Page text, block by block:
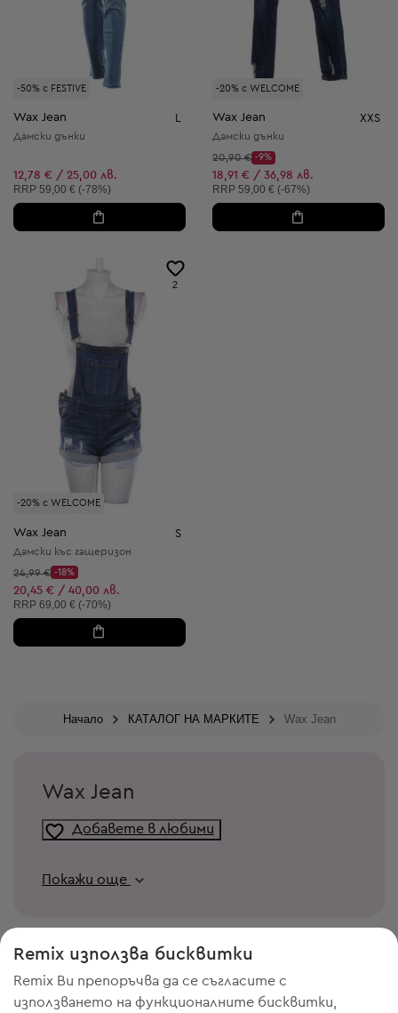
-50% с FESTIVE
Wax Jean
Дамски дънки
12,78 € / 25,00 лв.
Препоръчителна цена:
RRP 59,00 € (-78%)
-20% с WELCOME
Wax Jean XXS
Дамски дънки
Начална цена:
20,90 €
Discount Price:
-9%
Намалена цена:
18,91 € / 36,98 лв.
Препоръчителна цена:
RRP 59,00 € (-67%)
-20% с WELCOME
2
Wax Jean S
Дамски къс гащеризон
Начална цена:
24,99 €
Discount Price:
-18%
Намалена цена:
20,45 € / 40,00 лв.
Препоръчителна цена:
RRP 69,00 € (-70%)
Начало КАТАЛОГ НА МАРКИТЕ Wax Jean
Wax Jean
Добавете в любими
Покажи още
Remix използва бисквитки
Remix Ви препоръчва да се съгласите с
използването на функционалните бисквитки,